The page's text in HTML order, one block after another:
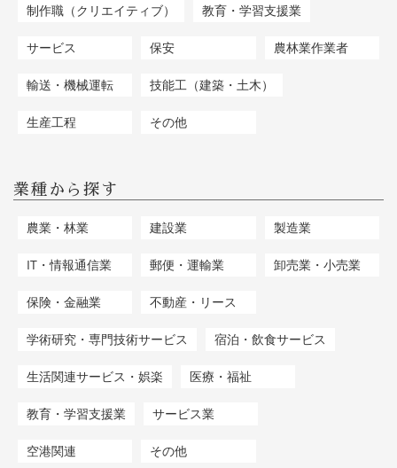
制作職（クリエイティブ） 教育・学習支援業
サービス 保安 農林業作業者
輸送・機械運転 技能工（建築・土木）
生産工程 その他
業種から探す
農業・林業 建設業 製造業
IT・情報通信業 郵便・運輸業 卸売業・小売業
保険・金融業 不動産・リース
学術研究・専門技術サービス 宿泊・飲食サービス
生活関連サービス・娯楽 医療・福祉
教育・学習支援業 サービス業
空港関連 その他